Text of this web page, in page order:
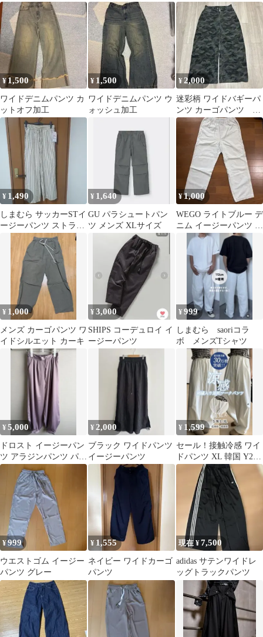
27cm M
ワイド エスニック アジ
アン 麻
エバレット
¥1,500
ワイドデニムパンツ カ
ットオフ加工
¥ 1,500
ワイドデニムパンツ ウ
ォッシュ加工
¥2,000
迷彩柄 ワイドバギーパ
ンツ カーゴパンツ バ
ルーンシルエット
¥ 1,490
しまむら サッカーSTイ
ージーパンツ ストライ
プ Lサイズ
¥ 1,640
GU パラシュートパン
ツ メンズ XLサイズ
¥1,000
WEGO ライトブルー デ
ニム イージーパンツ M
サイズ
¥ 1,000
メンズ カーゴパンツ ワ
イドシルエット カーキ
¥3,000
SHIPS コーデュロイ イ
ージーパンツ
¥999
しまむら saoriコラ
ボ メンズTシャツ
¥5,000
ドロスト イージーパン
ツ アラジンパンツ パー
プル
¥2,000
ブラック ワイドパンツ
イージーパンツ
¥ 1,599
セール！接触冷感 ワイ
ドパンツ XL 韓国 Y2K
刺繍 イージーパンツ
白 夏
¥999
ウエストゴム イージー
パンツ グレー
¥1,555
ネイビー ワイドカーゴ
パンツ
現在 ¥7,500
adidas サテンワイドレ
ッグトラックパンツ